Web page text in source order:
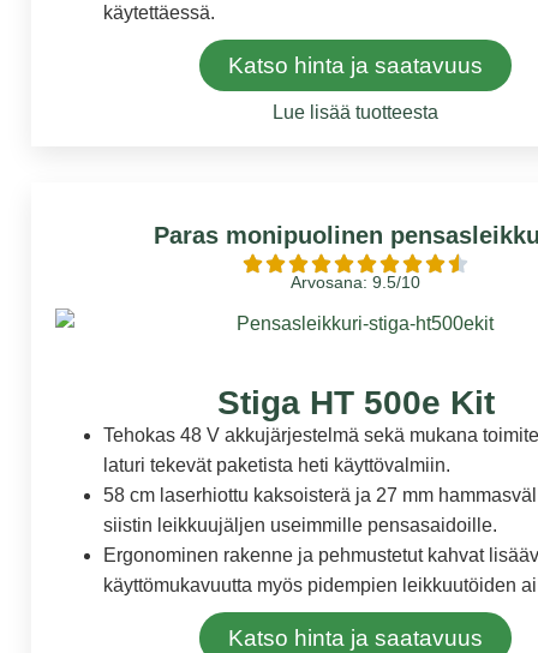
käytettäessä.
Katso hinta ja saatavuus
Lue lisää tuotteesta
Paras monipuolinen
Arvosana: 9.5/10
Stiga HT 500e Kit
Tehokas 48 V akkujärjestelmä sekä mukana
laturi tekevät paketista heti käyttövalmiin.
58 cm laserhiottu kaksoisterä ja 27 mm
siistin leikkuujäljen useimmille pensasaidoille.
Ergonominen rakenne ja pehmustetut kahvat
käyttömukavuutta myös pidempien leikkuutöiden
Katso hinta ja saatavuus